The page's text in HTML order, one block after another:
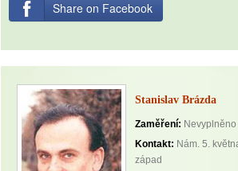
Share on Facebook
Stanislav Brázda
Zaměření: Nevyplněno
Kontakt: Nám. 5.
západ